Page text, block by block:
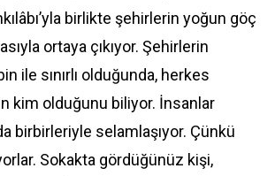
birlikte şehirlerin yoğun göç
ortaya çıkıyor. Şehirlerin
ile sınırlı olduğunda, herkes
kim olduğunu biliyor. İnsanlar
birbirleriyle selamlaşıyor. Çünkü
Sokakta gördüğünüz kişi,